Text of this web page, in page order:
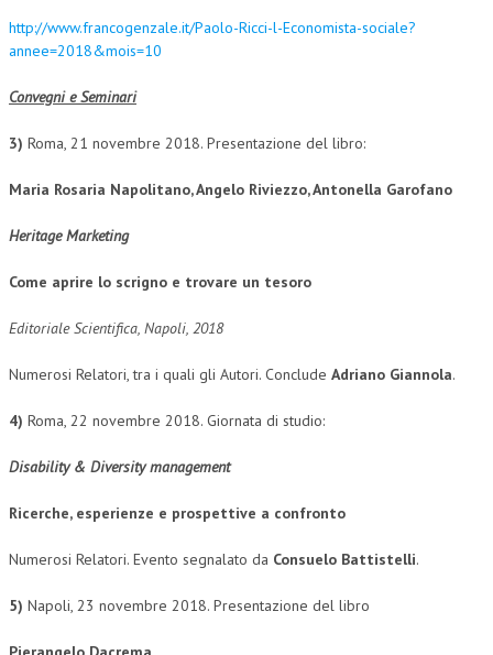
TREASURY IN FINANCIAL SERVICES
L’UMANISTA
DIRITTO
DIRITTO PENALE D’IMPRESA
DIRITTO DEL LAVORO
FISCO
DIRITTO TRIBUTARIO
FISCALITÀ INTERNAZIONALE
TAX RISK MANAGEMENT
http://www.francogenzale.it/Paolo-Ricci-l-Economista-sociale?
annee=2018&mois=10
Convegni e Seminari
3) Roma, 21 novembre 2018. Presentazione del libro:
Maria Rosaria Napolitano, Angelo Riviezzo, Antonella Garofano
Heritage Marketing
Come aprire lo scrigno e trovare un tesoro
Editoriale Scientifica, Napoli, 2018
Numerosi Relatori, tra i quali gli Autori. Conclude Adriano Giannola.
4) Roma, 22 novembre 2018. Giornata di studio:
Disability & Diversity management
Ricerche, esperienze e prospettive a confronto
Numerosi Relatori. Evento segnalato da Consuelo Battistelli.
5) Napoli, 23 novembre 2018. Presentazione del libro